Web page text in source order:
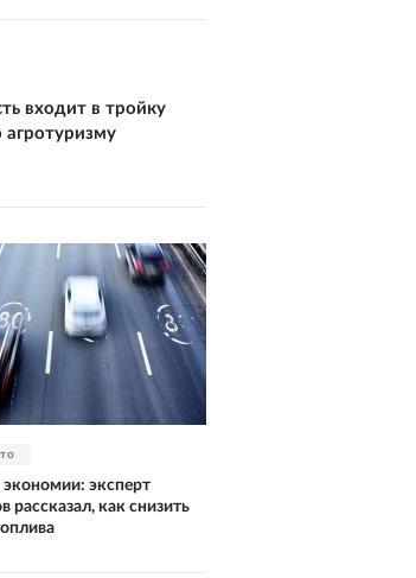
входит в тройку
экономии: эксперт
рассказал, как снизить